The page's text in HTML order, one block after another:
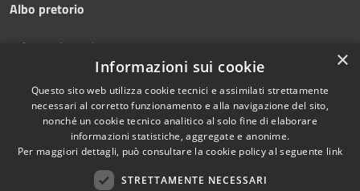
Albo pretorio
Informativa privacy
Dichiarazione di accessibilità
Copyright © 2026 • Comune di
Silvi • Powered by
×
Informazioni sui cookie
Questo sito web utilizza cookie tecnici e assimilati strettamente
necessari al corretto funzionamento e alla navigazione del sito,
nonché un cookie tecnico analitico al solo fine di elaborare
informazioni statistiche, aggregate e anonime.
Per maggiori dettagli, può consultare la cookie policy al seguente link
STRETTAMENTE NECESSARI